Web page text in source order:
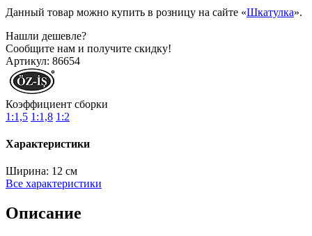
Данный товар можно купить в розницу на сайте «Шкатулка».
Нашли дешевле?
Сообщите нам и получите скидку!
Артикул: 86654
Коэффициент сборки
1:1,5 1:1,8 1:2
Характеристики
Ширина: 12 см
Все характеристики
Описание